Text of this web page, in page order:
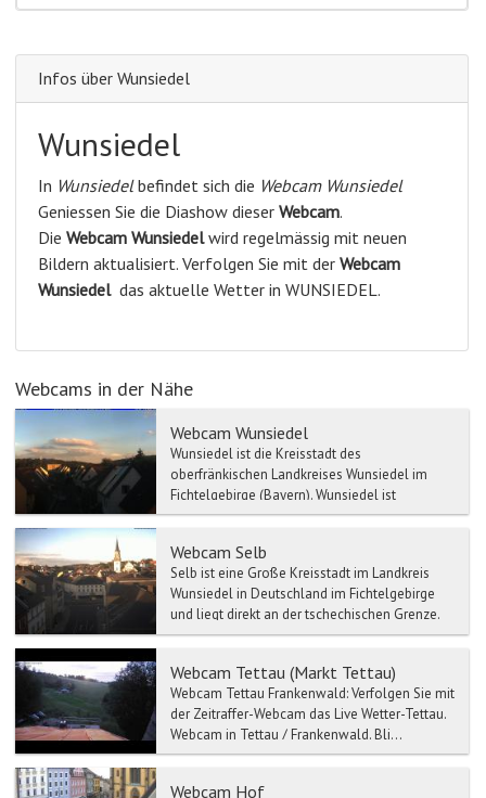
Infos über Wunsiedel
Wunsiedel
In Wunsiedelbefindet sich die Webcam Wunsiedel
Geniessen Sie die Diashow dieser Webcam.
Die Webcam Wunsiedelwird regelmässig mit neuen
Bildern aktualisiert. Verfolgen Sie mit der Webcam
Wunsiedel das aktuelle Wetter in WUNSIEDEL.
Webcams in der Nähe
Webcam Wunsiedel
Wunsiedel ist die Kreisstadt des
oberfränkischen Landkreises Wunsiedel im
Fichtelgebirge (Bayern). Wunsiedel ist
Geburtsort von Jean Paul und Aust...
Webcam Selb
Selb ist eine Große Kreisstadt im Landkreis
Wunsiedel in Deutschland im Fichtelgebirge
und liegt direkt an der tschechischen Grenze.
Selb gehört de...
Webcam Tettau (Markt Tettau)
Webcam Tettau Frankenwald: Verfolgen Sie mit
der Zeitraffer-Webcam das Live Wetter-Tettau.
Webcam in Tettau / Frankenwald. Bli...
Webcam Hof